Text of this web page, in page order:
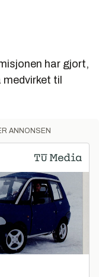
har gjort,
medvirket til
ANNONSEN